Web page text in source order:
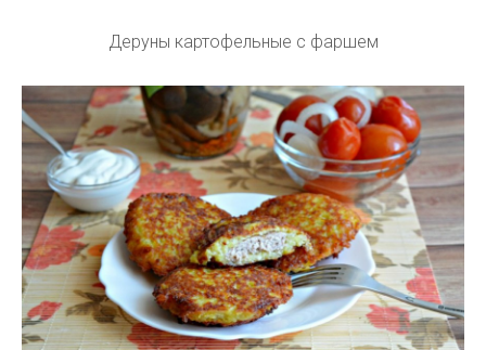
Деруны картофельные с фаршем